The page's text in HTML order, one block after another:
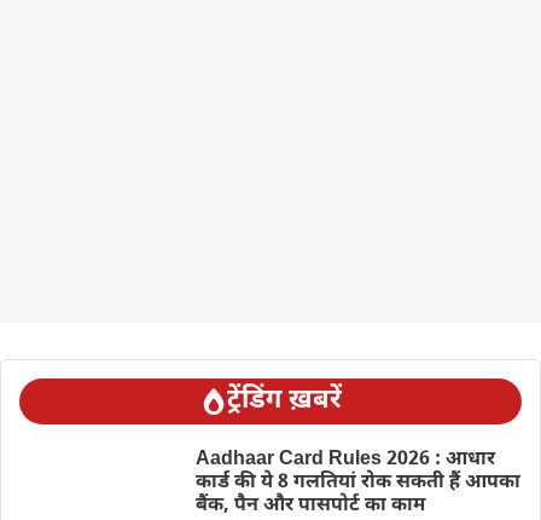
ट्रेंडिंग ख़बरें
Aadhaar Card Rules 2026 : आधार
कार्ड की ये 8 गलतियां रोक सकती हैं आपका
बैंक, पैन और पासपोर्ट का काम